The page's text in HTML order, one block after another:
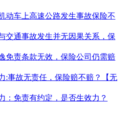
动车上高速公路发生事故保险不
交通事故发生并无因果关系，保
免责条款无效，保险公司仍需赔
:事故无责任，保险赔不赔？【无
：免责有约定，是否生效力？